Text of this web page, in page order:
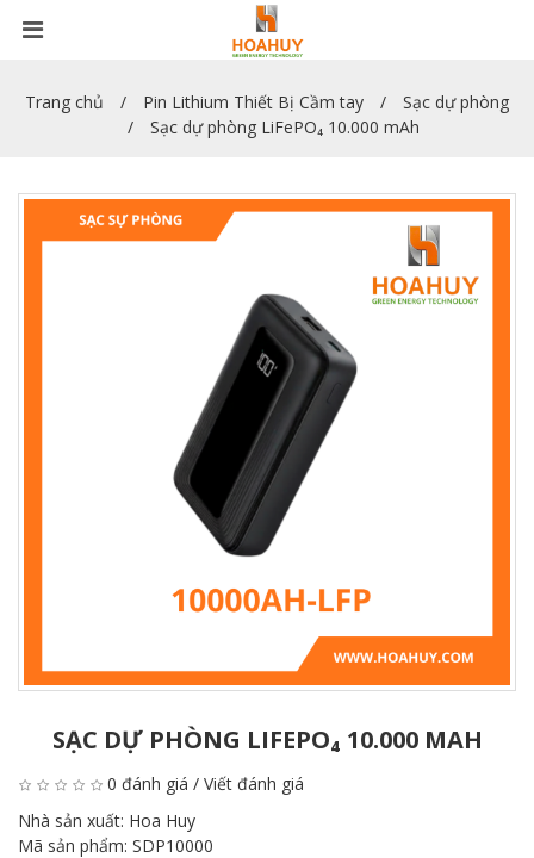
Trang chủ Pin Lithium Thiết Bị Cầm tay
Sạc dự phòng
Sạc dự phòng LiFePO₄ 10.000 mAh
SẠC DỰ PHÒNG LIFEPO₄ 10.000 MAH
0 đánh giá / Viết đánh giá
Nhà sản xuất: Hoa Huy
Mã sản phẩm: SDP10000